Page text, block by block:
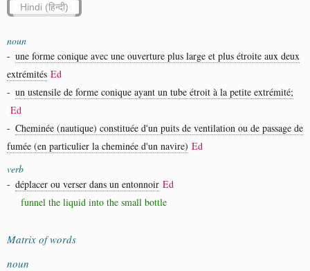
Hindi (हिन्दी)
noun
- une forme conique avec une ouverture plus large et plus étroite aux deux
extrémités Ed
- un ustensile de forme conique ayant un tube étroit à la petite extrémité;
Ed
- Cheminée (nautique) constituée d'un puits de ventilation ou de passage de
fumée (en particulier la cheminée d'un navire) Ed
verb
- déplacer ou verser dans un entonnoir Ed
funnel the liquid into the small bottle
Matrix of words
noun